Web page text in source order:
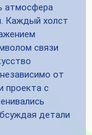
атмосфера
Каждый холст
связи
от
проекта с
детали